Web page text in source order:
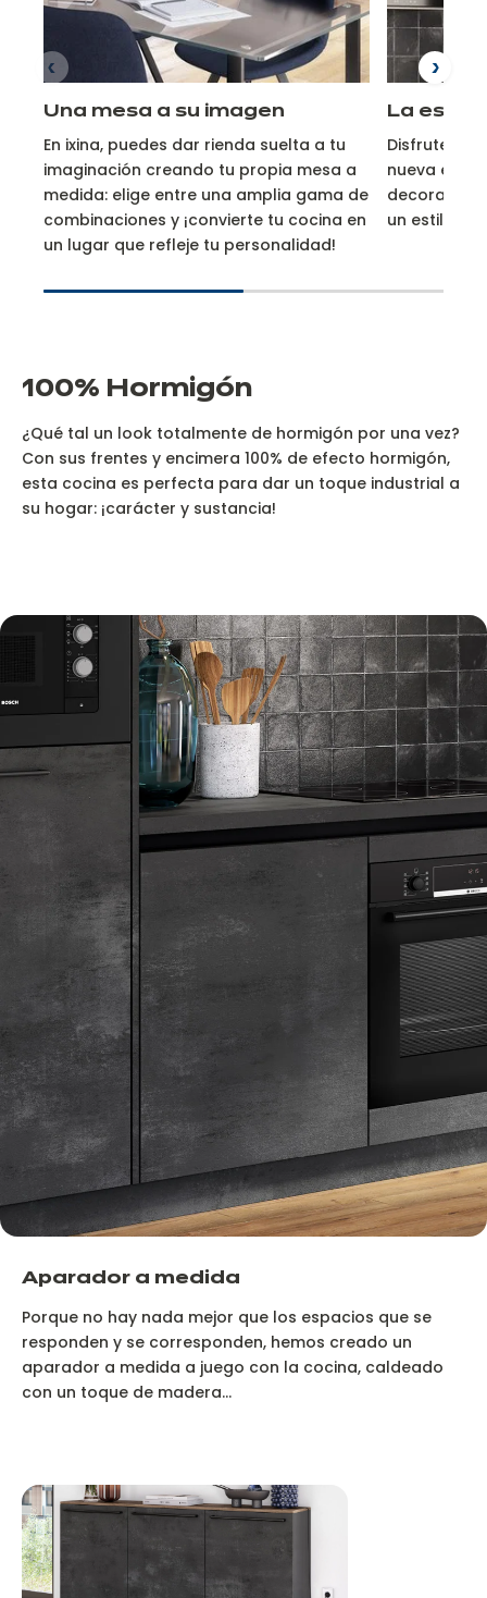
Una mesa a su imagen
En ixina, puedes dar rienda suelta a tu
imaginación creando tu propia mesa a
medida: elige entre una amplia gama de
combinaciones y ¡convierte tu cocina en
un lugar que refleje tu personalidad!
La
Disfrute de
nueva
decorativa,
un estilo
100% Hormigón
¿Qué tal un look totalmente de hormigón por una vez?
Con sus frentes y encimera 100% de efecto hormigón,
esta cocina es perfecta para dar un toque industrial a
su hogar: ¡carácter y sustancia!
Aparador a medida
Porque no hay nada mejor que los espacios que se
responden y se corresponden, hemos creado un
aparador a medida a juego con la cocina, caldeado
con un toque de madera...